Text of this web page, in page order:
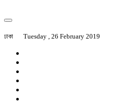
ঢাকা Tuesday , 26 February 2019